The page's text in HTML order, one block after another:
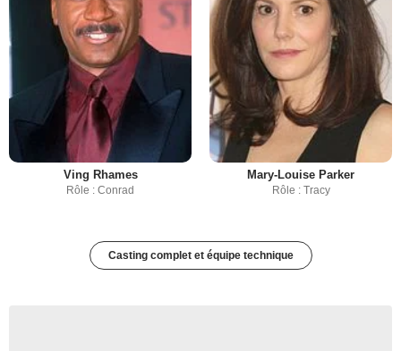
Ving Rhames
Rôle : Conrad
Mary-Louise Parker
Rôle : Tracy
Casting complet et équipe technique